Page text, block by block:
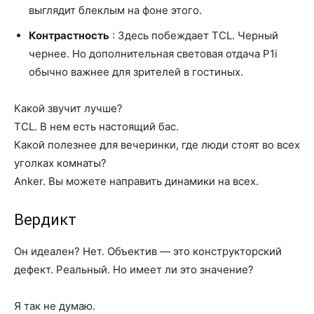
выглядит блеклым на фоне этого.
Контрастность : Здесь побеждает TCL. Черный
чернее. Но дополнительная световая отдача P1i
обычно важнее для зрителей в гостиных.
Какой звучит лучше?
TCL. В нем есть настоящий бас.
Какой полезнее для вечеринки, где люди стоят во всех
уголках комнаты?
Anker. Вы можете направить динамики на всех.
Вердикт
Он идеален? Нет. Объектив — это конструкторский
дефект. Реальный. Но имеет ли это значение?
Я так не думаю.